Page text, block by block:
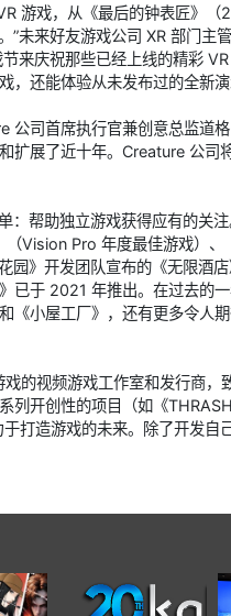
游戏，从《最后的钟表匠》
未来好友游戏公司 XR 部门主
来庆祝那些已经上线的精彩
，还能体验从未发布过的全新
公司首席执行官兼创意总监道
展了近十年。Creature 公司
帮助独立游戏获得应有的关
（Vision Pro 年度最佳游戏）
园》开发团队宣布的《无限酒
已于 2021 年推出。在过去的
《小屋工厂》，还有更多令人
的视频游戏工作室和发行商，
列开创性的项目（如《
打造游戏的未来。除了开发